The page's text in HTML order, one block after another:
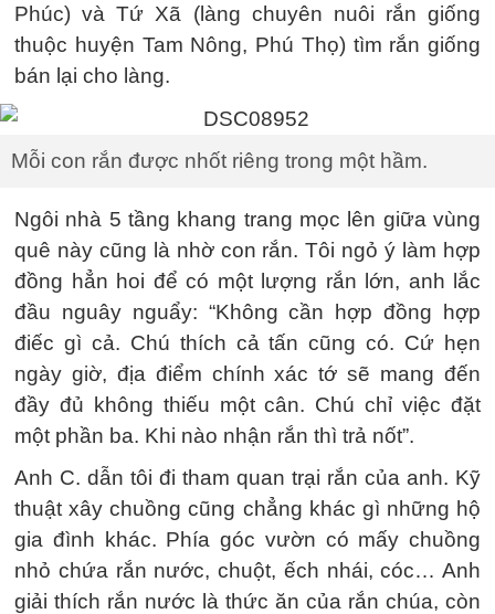
Phúc) và Tứ Xã (làng chuyên nuôi rắn giống
thuộc huyện Tam Nông, Phú Thọ) tìm rắn giống
bán lại cho làng.
Mỗi con rắn được nhốt riêng trong một hầm.
Ngôi nhà 5 tầng khang trang mọc lên giữa vùng
quê này cũng là nhờ con rắn. Tôi ngỏ ý làm hợp
đồng hẳn hoi để có một lượng rắn lớn, anh lắc
đầu nguây nguẩy: “Không cần hợp đồng hợp
điếc gì cả. Chú thích cả tấn cũng có. Cứ hẹn
ngày giờ, địa điểm chính xác tớ sẽ mang đến
đầy đủ không thiếu một cân. Chú chỉ việc đặt
một phần ba. Khi nào nhận rắn thì trả nốt”.
Anh C. dẫn tôi đi tham quan trại rắn của anh. Kỹ
thuật xây chuồng cũng chẳng khác gì những hộ
gia đình khác. Phía góc vườn có mấy chuồng
nhỏ chứa rắn nước, chuột, ếch nhái, cóc… Anh
giải thích rắn nước là thức ăn của rắn chúa, còn